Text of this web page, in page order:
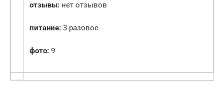
отзывы: нет отзывов
питание: 3-разовое
фото: 9